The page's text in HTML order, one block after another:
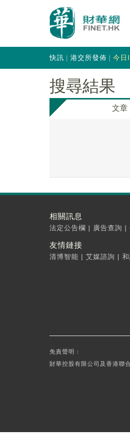
快訊 港交所發佈 今日
搜尋結果
文章
相關訊息
法定公告欄 | 廣告查詢 |
友情鏈接
清博智能 | 艾媒諮詢 |
免責聲明：
財華控股有限公司及香港聯